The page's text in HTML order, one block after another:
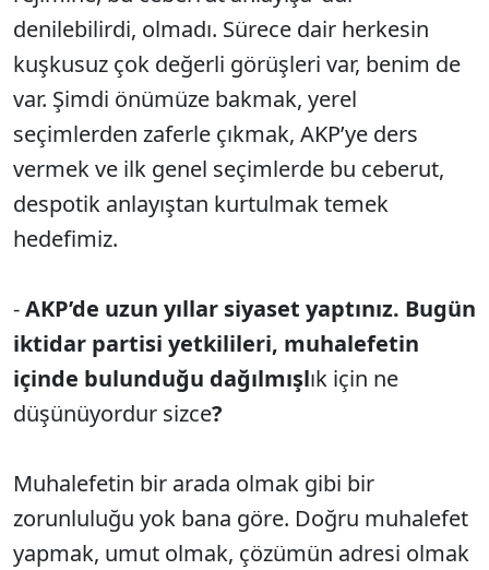
denilebilirdi, olmadı. Sürece dair herkesin
kuşkusuz çok değerli görüşleri var, benim de
var. Şimdi önümüze bakmak, yerel
seçimlerden zaferle çıkmak, AKP’ye ders
vermek ve ilk genel seçimlerde bu ceberut,
despotik anlayıştan kurtulmak temek
hedefimiz.
-AKP’de uzun yıllar siyaset yaptınız. Bugün
iktidar partisi yetkilileri, muhalefetin
içinde bulunduğu dağılmışlık için ne
düşünüyordur sizce?
Muhalefetin bir arada olmak gibi bir
zorunluluğu yok bana göre. Doğru muhalefet
yapmak, umut olmak, çözümün adresi olmak